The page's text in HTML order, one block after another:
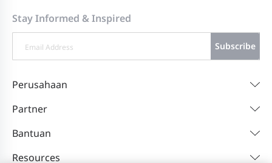
Stay Informed & Inspired
Subscribe
Perusahaan
Partner
Bantuan
Resources